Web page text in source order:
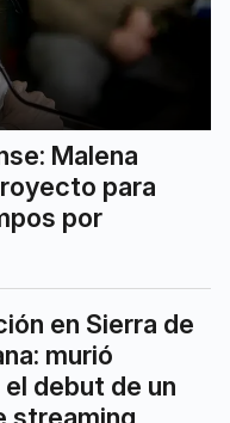
Malena
para
por
en Sierra de
murió
debut de un